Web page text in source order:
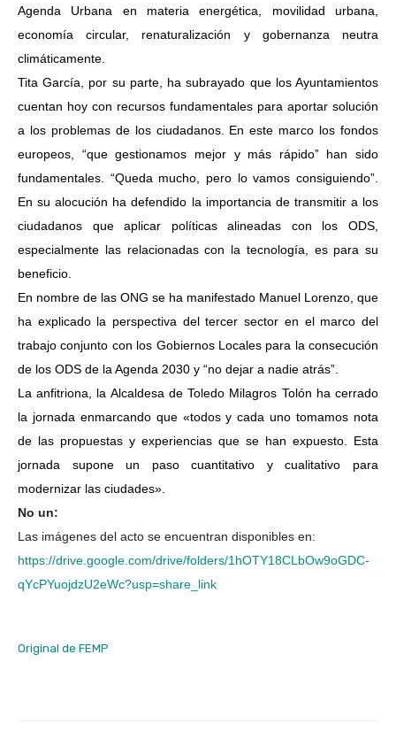
Agenda Urbana en materia energética, movilidad urbana,
economía circular, renaturalización y gobernanza neutra
climáticamente.
Tita García, por su parte, ha subrayado que los Ayuntamientos
cuentan hoy con recursos fundamentales para aportar solución
a los problemas de los ciudadanos. En este marco los fondos
europeos, “que gestionamos mejor y más rápido” han sido
fundamentales. “Queda mucho, pero lo vamos consiguiendo”.
En su alocución ha defendido la importancia de transmitir a los
ciudadanos que aplicar políticas alineadas con los ODS,
especialmente las relacionadas con la tecnología, es para su
beneficio.
En nombre de las ONG se ha manifestado Manuel Lorenzo, que
ha explicado la perspectiva del tercer sector en el marco del
trabajo conjunto con los Gobiernos Locales para la consecución
de los ODS de la Agenda 2030 y “no dejar a nadie atrás”.
La anfitriona, la Alcaldesa de Toledo Milagros Tolón ha cerrado
la jornada enmarcando que «todos y cada uno tomamos nota
de las propuestas y experiencias que se han expuesto. Esta
jornada supone un paso cuantitativo y cualitativo para
modernizar las ciudades».
No un:
Las imágenes del acto se encuentran disponibles en:
https://drive.google.com/drive/folders/1hOTY18CLbOw9oGDC-
qYcPYuojdzU2eWc?usp=share_link
Original de FEMP